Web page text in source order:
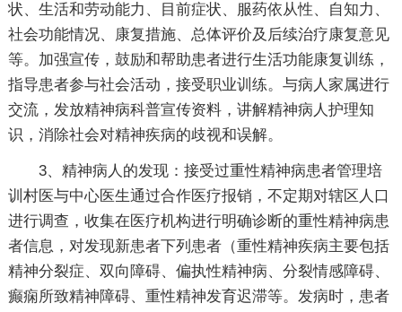
状、生活和劳动能力、目前症状、服药依从性、自知力、
社会功能情况、康复措施、总体评价及后续治疗康复意见
等。加强宣传，鼓励和帮助患者进行生活功能康复训练，
指导患者参与社会活动，接受职业训练。与病人家属进行
交流，发放精神病科普宣传资料，讲解精神病人护理知
识，消除社会对精神疾病的歧视和误解。
3、精神病人的发现：接受过重性精神病患者管理培
训村医与中心医生通过合作医疗报销，不定期对辖区人口
进行调查，收集在医疗机构进行明确诊断的重性精神病患
者信息，对发现新患者下列患者（重性精神疾病主要包括
精神分裂症、双向障碍、偏执性精神病、分裂情感障碍、
癫痫所致精神障碍、重性精神发育迟滞等。发病时，患者